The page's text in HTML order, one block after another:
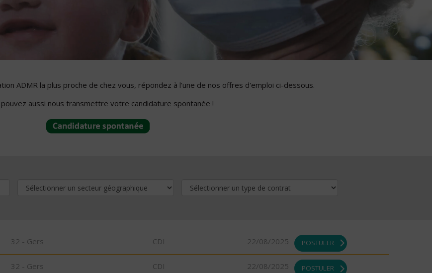
ADMR la plus proche de chez vous, répondez à l'une de nos offres d'emploi ci-dessous.
pouvez aussi nous transmettre votre candidature spontanée !
32 - Gers CDI 22/08/2025 POSTULER
32 - Gers CDI 22/08/2025 POSTULER